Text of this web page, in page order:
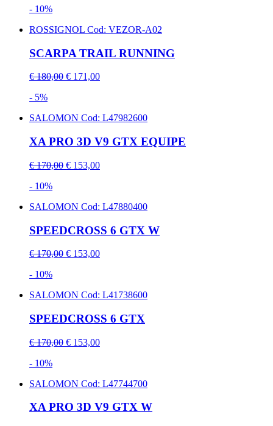
- 10%
ROSSIGNOL Cod: VEZOR-A02
SCARPA TRAIL RUNNING
€ 180,00 € 171,00
- 5%
SALOMON Cod: L47982600
XA PRO 3D V9 GTX EQUIPE
€ 170,00 € 153,00
- 10%
SALOMON Cod: L47880400
SPEEDCROSS 6 GTX W
€ 170,00 € 153,00
- 10%
SALOMON Cod: L41738600
SPEEDCROSS 6 GTX
€ 170,00 € 153,00
- 10%
SALOMON Cod: L47744700
XA PRO 3D V9 GTX W